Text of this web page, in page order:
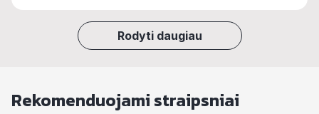
Rodyti daugiau
Rekomenduojami straipsniai